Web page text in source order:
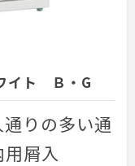
イト Ｂ・G
りの多い通
屑入